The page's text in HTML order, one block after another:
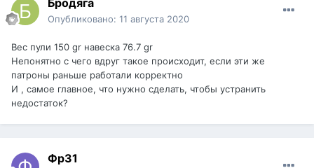
Бродяга
Опубликовано: 11 августа 2020
Вес пули 150 gr навеска 76.7 gr
Непонятно с чего вдруг такое происходит, если эти же
патроны раньше работали корректно
И , самое главное, что нужно сделать, чтобы устранить
недостаток?
Фр31